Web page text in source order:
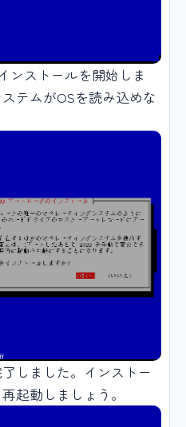
ンストールを開始しま
テムがOSを読み込めな
しました。インストー
起動しましょう。